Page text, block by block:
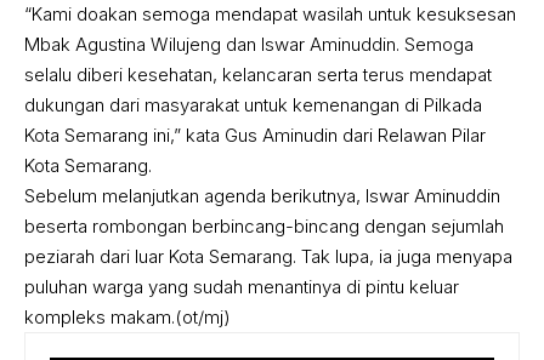
“Kami doakan semoga mendapat wasilah untuk kesuksesan
Mbak Agustina Wilujeng dan Iswar Aminuddin. Semoga
selalu diberi kesehatan, kelancaran serta terus mendapat
dukungan dari masyarakat untuk kemenangan di Pilkada
Kota Semarang ini,” kata Gus Aminudin dari Relawan Pilar
Kota Semarang.
Sebelum melanjutkan agenda berikutnya, Iswar Aminuddin
beserta rombongan berbincang-bincang dengan sejumlah
peziarah dari luar Kota Semarang. Tak lupa, ia juga menyapa
puluhan warga yang sudah menantinya di pintu keluar
kompleks makam.(ot/mj)